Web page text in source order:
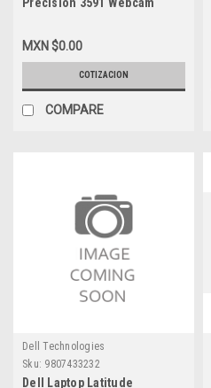
Camara Interna Con
Microfono Doble Dell Y9V72,
MXN $0.00
COTIZACION
COMPARE
Dell Technologies
Sku: 9807433232
Dell Laptop Latitude